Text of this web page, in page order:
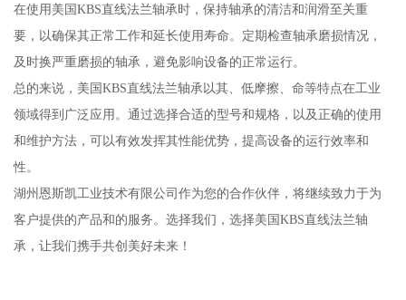
在使用美国KBS直线法兰轴承时，保持轴承的清洁和润滑至关重
要，以确保其正常工作和延长使用寿命。定期检查轴承磨损情况，
及时换严重磨损的轴承，避免影响设备的正常运行。
总的来说，美国KBS直线法兰轴承以其、低摩擦、命等特点在工业
领域得到广泛应用。通过选择合适的型号和规格，以及正确的使用
和维护方法，可以有效发挥其性能优势，提高设备的运行效率和
性。
湖州恩斯凯工业技术有限公司作为您的合作伙伴，将继续致力于为
客户提供的产品和的服务。选择我们，选择美国KBS直线法兰轴
承，让我们携手共创美好未来！